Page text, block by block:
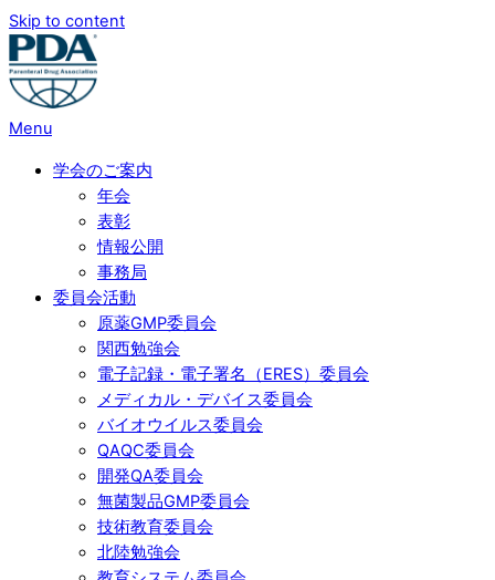
Skip to content
Menu
学会のご案内
年会
表彰
情報公開
事務局
委員会活動
原薬GMP委員会
関西勉強会
電子記録・電子署名（ERES）委員会
メディカル・デバイス委員会
バイオウイルス委員会
QAQC委員会
開発QA委員会
無菌製品GMP委員会
技術教育委員会
北陸勉強会